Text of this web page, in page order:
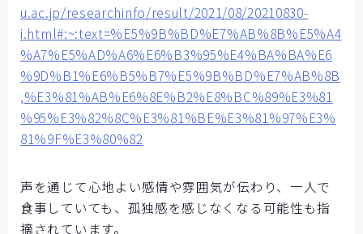
u.ac.jp/researchinfo/result/2021/08/20210830-
i.html#:~:text=%E5%9B%BD%E7%AB%8B%E5%A4
%A7%E5%AD%A6%E6%B3%95%E4%BA%BA%E6
%9D%B1%E6%B5%B7%E5%9B%BD%E7%AB%8B
,%E3%81%AB%E6%8E%B2%E8%BC%89%E3%81
%95%E3%82%8C%E3%81%BE%E3%81%97%E3%
81%9F%E3%80%82
声を通じて心地よい感情や雰囲気が伝わり、一人で
食事していても、孤独感を感じなくなる可能性も指
摘されています。